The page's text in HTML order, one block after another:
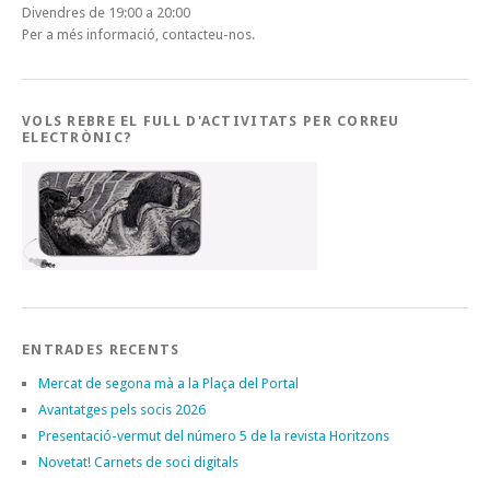
Divendres de 19:00 a 20:00
Per a més informació, contacteu-nos.
VOLS REBRE EL FULL D'ACTIVITATS PER CORREU
ELECTRÒNIC?
ENTRADES RECENTS
Mercat de segona mà a la Plaça del Portal
Avantatges pels socis 2026
Presentació-vermut del número 5 de la revista Horitzons
Novetat! Carnets de soci digitals